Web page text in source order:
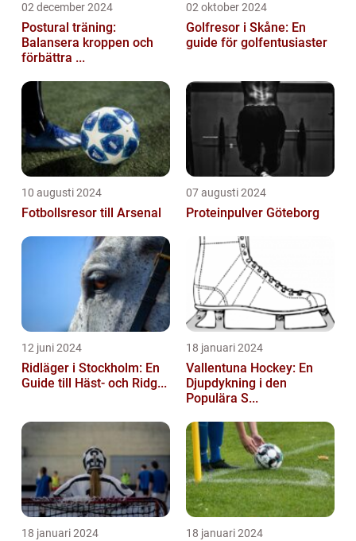
02 december 2024
Postural träning:
Balansera kroppen och
förbättra ...
02 oktober 2024
Golfresor i Skåne: En
guide för golfentusiaster
10 augusti 2024
Fotbollsresor till Arsenal
07 augusti 2024
Proteinpulver Göteborg
12 juni 2024
Ridläger i Stockholm: En
Guide till Häst- och Ridg...
18 januari 2024
Vallentuna Hockey: En
Djupdykning i den
Populära S...
18 januari 2024 18 januari 2024